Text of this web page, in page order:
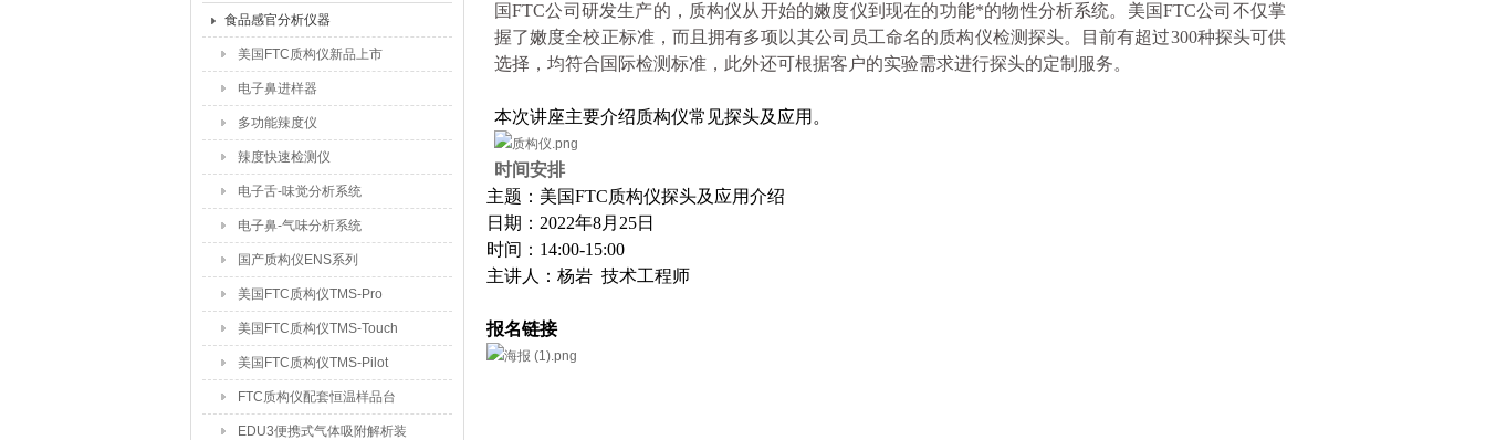
食品感官分析仪器
美国FTC质构仪新品上市
电子鼻进样器
多功能辣度仪
辣度快速检测仪
电子舌-味觉分析系统
电子鼻-气味分析系统
国产质构仪ENS系列
美国FTC质构仪TMS-Pro
美国FTC质构仪TMS-Touch
美国FTC质构仪TMS-Pilot
FTC质构仪配套恒温样品台
EDU3便携式气体吸附解析装
国FTC公司研发生产的，质构仪从开始的嫩度仪到现在的功能*的物性分析系统。美国FTC公司不仅掌
握了嫩度全校正标准，而且拥有多项以其公司员工命名的质构仪检测探头。目前有超过300种探头可供
选择，均符合国际检测标准，此外还可根据客户的实验需求进行探头的定制服务。
本次讲座主要介绍质构仪常见探头及应用。
时间安排
主题：美国FTC质构仪探头及应用介绍
日期：2022年8月25日
时间：14:00-15:00
主讲人：杨岩 技术工程师
报名链接